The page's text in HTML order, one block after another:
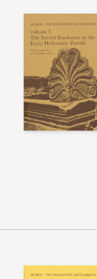
onsdag den 10. j…